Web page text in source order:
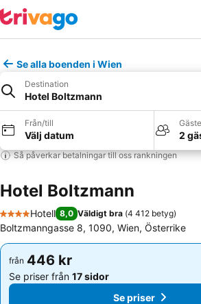
Se alla boenden i Wien
Destination
Hotel Boltzmann
Från/till
Välj datum 2
Så påverkar betalningar till oss rankningen
Hotel Boltzmann
4 Stjärnor
Hotell 8,0 Väldigt bra (4 412 betyg)
Boltzmanngasse 8, 1090, Wien, Österrike
från 446 kr
Se priser från 17 sidor
Se priser
från 446 kr
Se priser från 17 sidor
Se priser